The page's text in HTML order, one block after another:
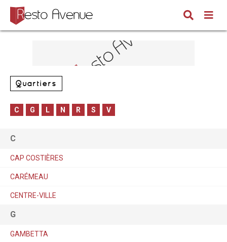
Quartiers
C G L N R S V
C
CAP COSTIÈRES
CARÉMEAU
CENTRE-VILLE
G
GAMBETTA